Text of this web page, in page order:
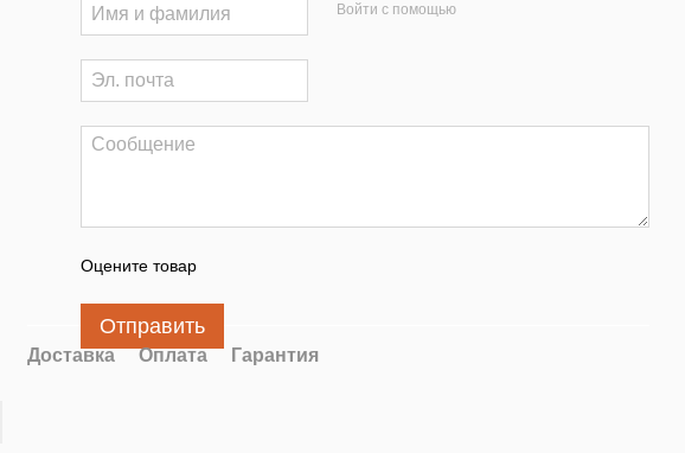
Войти с помощью
Оцените товар
Отправить
Доставка Оплата Гарантия